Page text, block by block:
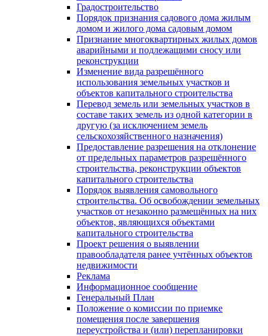
Градостроительство
Порядок признания садового дома жилым
домом и жилого дома садовым домом
Признание многоквартирных жилых домов
аварийными и подлежащими сносу или
реконструкции
Изменение вида разрешённого
использования земельных участков и
объектов капитального строительства
Перевод земель или земельных участков в
составе таких земель из одной категории в
другую (за исключением земель
сельскохозяйственного назначения)
Предоставление разрешения на отклонение
от предельных параметров разрешённого
строительства, реконструкции объектов
капитального строительства
Порядок выявления самовольного
строительства. Об освобождении земельных
участков от незаконно размещённых на них
объектов, являющихся объектами
капитального строительства
Проект решения о выявлении
правообладателя ранее учтённых объектов
недвижимости
Реклама
Информационное сообщение
Генеральный План
Положение о комиссии по приемке
помещения после завершения
переустройства и (или) перепланировки